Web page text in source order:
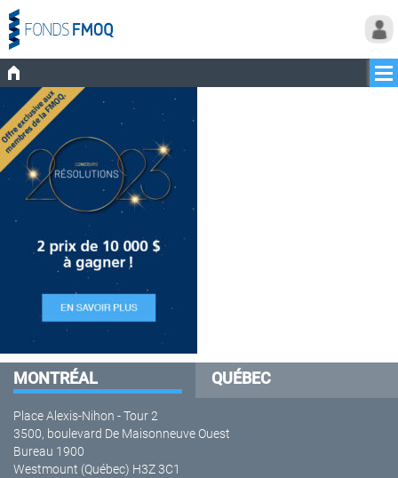
MONTRÉAL QUÉBEC
Place Alexis-Nihon - Tour 2
3500, boulevard De Maisonneuve Ouest
Bureau 1900
Westmount (Québec) H3Z 3C1